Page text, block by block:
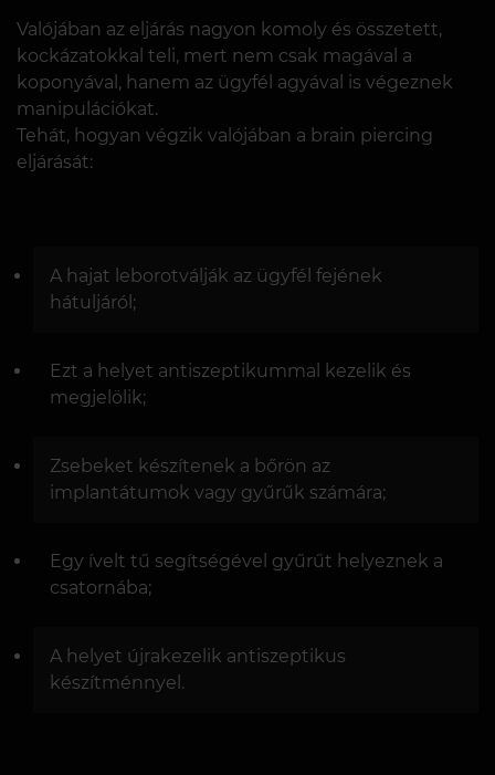
Valójában az eljárás nagyon komoly és összetett,
kockázatokkal teli, mert nem csak magával a
koponyával, hanem az ügyfél agyával is végeznek
manipulációkat.
Tehát, hogyan végzik valójában a brain piercing
eljárását:
A hajat leborotválják az ügyfél fejének
hátuljáról;
Ezt a helyet antiszeptikummal kezelik és
megjelölik;
Zsebeket készítenek a bőrön az
implantátumok vagy gyűrűk számára;
Egy ívelt tű segítségével gyűrűt helyeznek a
csatornába;
A helyet újrakezelik antiszeptikus
készítménnyel.